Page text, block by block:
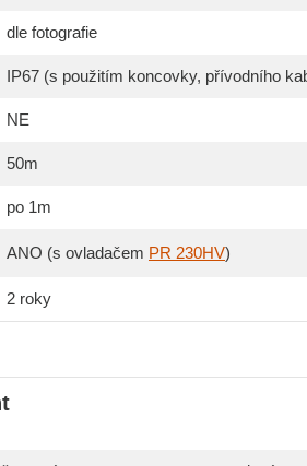
dle fotografie
IP67 (s použitím koncovky, přívodního
NE
50m
po 1m
ANO (s ovladačem PR 230HV)
2 roky